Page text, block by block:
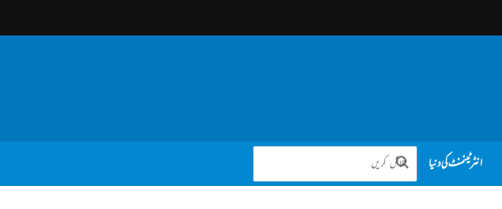
انٹرٹینمنٹ کی دنیا